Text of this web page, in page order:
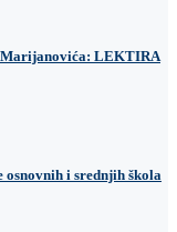
LEKTIRA
osnovnih i srednjih škola